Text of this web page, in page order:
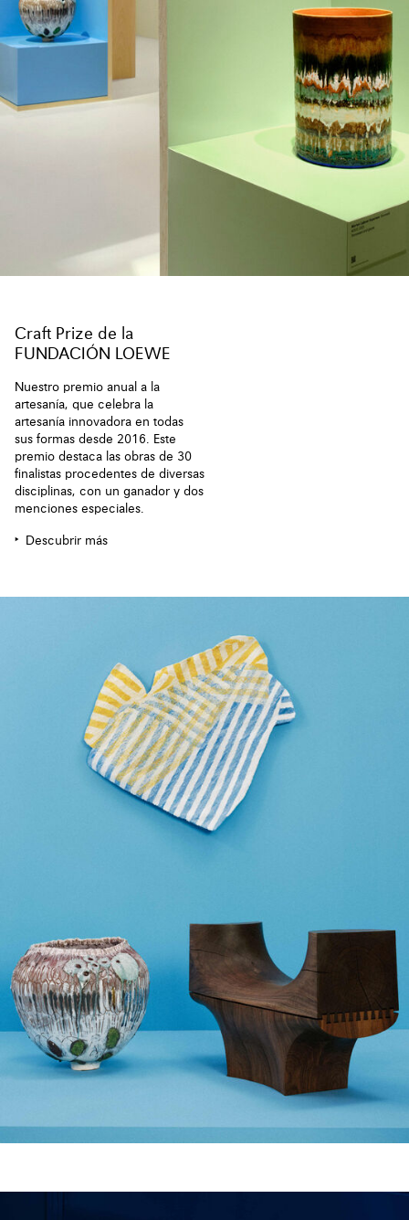
Craft Prize de la
FUNDACIÓN LOEWE
Nuestro premio anual a la
artesanía, que celebra la
artesanía innovadora en todas
sus formas desde 2016. Este
premio destaca las obras de 30
finalistas procedentes de diversas
disciplinas, con un ganador y dos
menciones especiales.
Descubrir más